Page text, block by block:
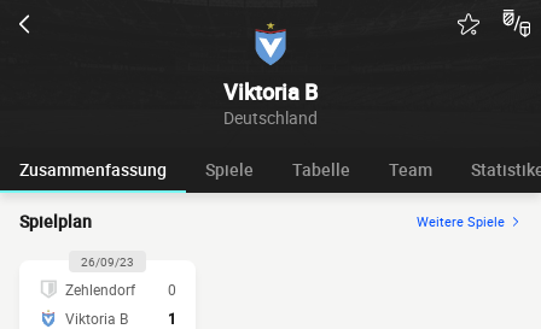
Viktoria B
Deutschland
Zusammenfassung Spiele Tabelle Team
Spielplan Weitere Spiele
26/09/23
Zehlendorf
0
Viktoria B
1